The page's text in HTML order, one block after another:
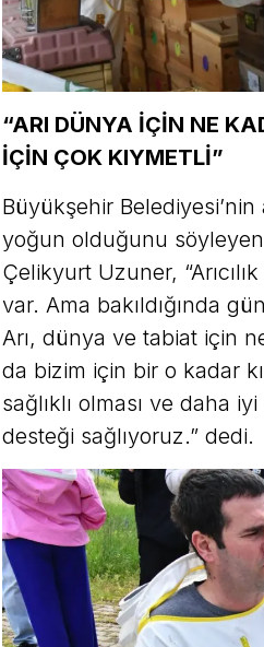
“ARI DÜNYA İÇİN NE
İÇİN ÇOK KIYMETLİ”
Büyükşehir
yoğun olduğunu söyleyen
Çelikyurt Uzuner,
var. Ama bakıldığında
Arı, dünya ve tabiat için
da bizim için bir o kadar
sağlıklı olması ve daha
desteği sağlıyoruz.” dedi.